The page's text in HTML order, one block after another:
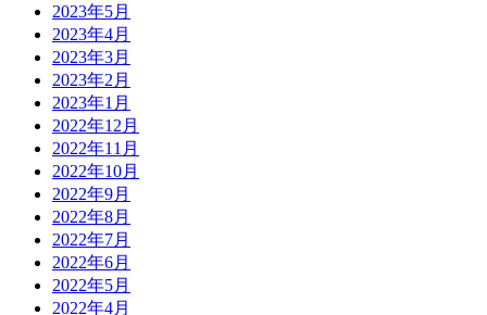
2023年5月
2023年4月
2023年3月
2023年2月
2023年1月
2022年12月
2022年11月
2022年10月
2022年9月
2022年8月
2022年7月
2022年6月
2022年5月
2022年4月